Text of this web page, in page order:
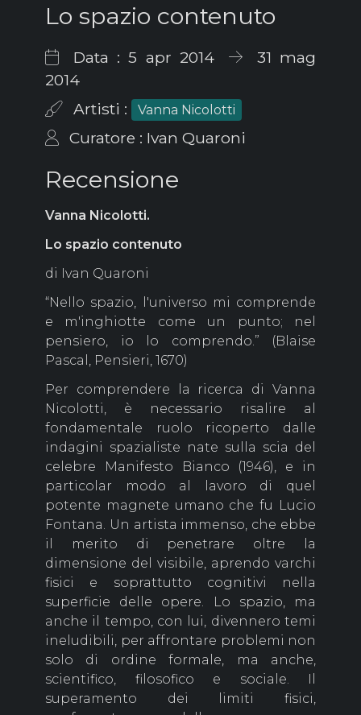
Lo spazio contenuto
Data : 5 apr 2014
31 mag
2014
Artisti :
Vanna Nicolotti
Curatore : Ivan Quaroni
Recensione
Vanna Nicolotti.
Lo spazio contenuto
di Ivan Quaroni
“Nello spazio, l'universo mi comprende
e m'inghiotte come un punto; nel
pensiero, io lo comprendo.” (Blaise
Pascal, Pensieri, 1670)
Per comprendere la ricerca di Vanna
Nicolotti, è necessario risalire al
fondamentale ruolo ricoperto dalle
indagini spazialiste nate sulla scia del
celebre Manifesto Bianco (1946), e in
particolar modo al lavoro di quel
potente magnete umano che fu Lucio
Fontana. Un artista immenso, che ebbe
il merito di penetrare oltre la
dimensione del visibile, aprendo varchi
fisici e soprattutto cognitivi nella
superficie delle opere. Lo spazio, ma
anche il tempo, con lui, divennero temi
ineludibili, per affrontare problemi non
solo di ordine formale, ma anche,
scientifico, filosofico e sociale. Il
superamento dei limiti fisici,